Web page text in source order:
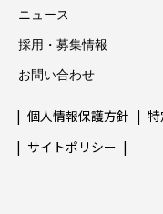
ニュース
採用・募集情報
お問い合わせ
個人情報保護方針
サイトポリシー